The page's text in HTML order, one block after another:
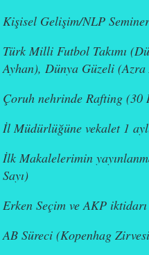
Kişisel Gelişim/NLP
Türk Milli Futbol Takımı
Ayhan), Dünya Güzeli
Çoruh nehrinde Rafting (30
İl Müdürlüğüne vekalet 1
İlk Makalelerimin
Sayı)
Erken Seçim ve AKP
AB Süreci (Kopenhag